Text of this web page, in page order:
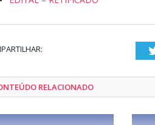
RELACIONADO